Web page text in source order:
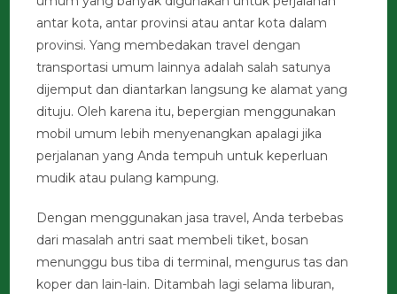
antar kota, antar provinsi atau antar kota dalam
provinsi. Yang membedakan travel dengan
transportasi umum lainnya adalah salah satunya
dijemput dan diantarkan langsung ke alamat yang
dituju. Oleh karena itu, bepergian menggunakan
mobil umum lebih menyenangkan apalagi jika
perjalanan yang Anda tempuh untuk keperluan
mudik atau pulang kampung.
Dengan menggunakan jasa travel, Anda terbebas
dari masalah antri saat membeli tiket, bosan
menunggu bus tiba di terminal, mengurus tas dan
koper dan lain-lain. Ditambah lagi selama liburan,